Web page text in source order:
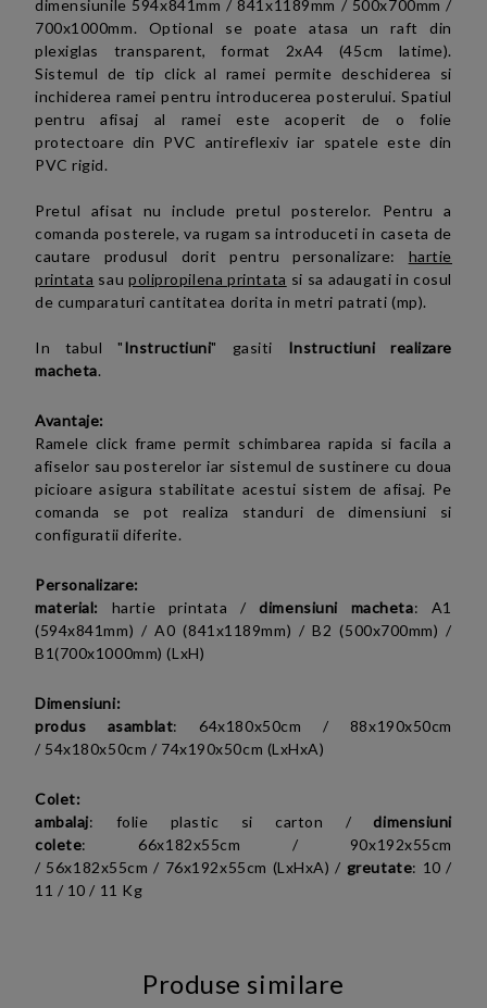
dimensiunile 594x841mm / 841x1189mm / 500x700mm /
700x1000mm. Optional se poate atasa un raft din
plexiglas transparent, format 2xA4 (45cm latime).
Sistemul de tip click al ramei permite deschiderea si
inchiderea ramei pentru introducerea posterului. Spatiul
pentru afisaj al ramei este acoperit de o folie
protectoare din PVC antireflexiv iar spatele este din
PVC rigid.
Pretul afisat nu include pretul posterelor. Pentru a
comanda posterele, va rugam sa introduceti in caseta de
cautare produsul dorit pentru personalizare: hartie
printata saupolipropilena printata si sa adaugati in cosul
de cumparaturi cantitatea dorita in metri patrati (mp).
In tabul "Instructiuni" gasiti Instructiuni realizare
macheta.
Avantaje:
Ramele click frame permit schimbarea rapida si facila a
afiselor sau posterelor iar sistemul de sustinere cu doua
picioare asigura stabilitate acestui sistem de afisaj. Pe
comanda se pot realiza standuri de dimensiuni si
configuratii diferite.
Personalizare:
material:
hartie printata /dimensiuni macheta: A1
(594x841mm) / A0 (841x1189mm) /B2 (500x700mm) /
B1(700x1000mm) (LxH)
Dimensiuni:
produs asamblat:64x180x50cm / 88x190x50cm
/ 54x180x50cm / 74x190x50cm (LxHxA)
Colet:
ambalaj: folie plastic si carton /dimensiuni
colete:66x182x55cm / 90x192x55cm
/ 56x182x55cm / 76x192x55cm (LxHxA)/ greutate: 10 /
11 / 10 / 11 Kg
Produse similare